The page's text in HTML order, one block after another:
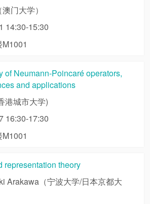
门大学）
14:30-15:30
of Neumann-Poincaré operators,
and applications
港城市大学)
16:30-17:30
representation theory
Arakawa（宁波大学/日本京都大